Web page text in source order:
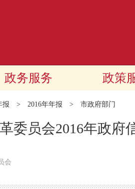
政务服务 政策
报 > 2016年年报 > 市政府部门
委员会2016年政府
会